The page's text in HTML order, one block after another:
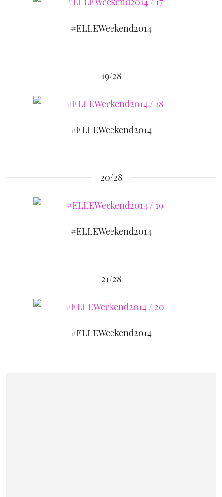
#ELLEWeekend2014
19/28
#ELLEWeekend2014
20/28
#ELLEWeekend2014
21/28
#ELLEWeekend2014